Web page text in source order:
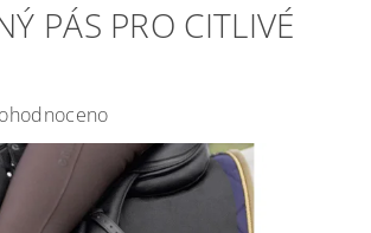
PÁS PRO CITLIVÉ